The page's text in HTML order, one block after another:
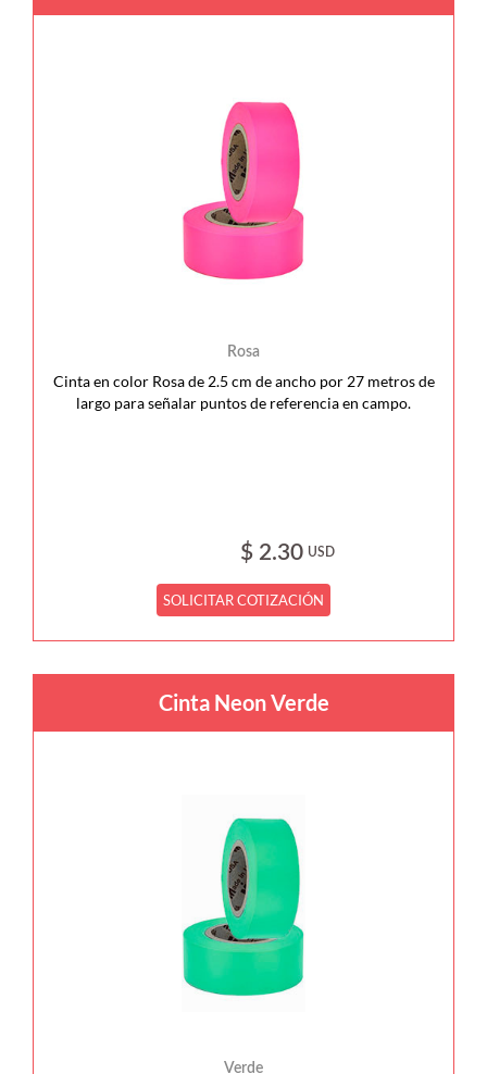
Rosa
Cinta en color Rosa de 2.5 cm de ancho por 27 metros de
largo para señalar puntos de referencia en campo.
$ 2.30 USD
SOLICITAR COTIZACIÓN
Cinta Neon Verde
Verde